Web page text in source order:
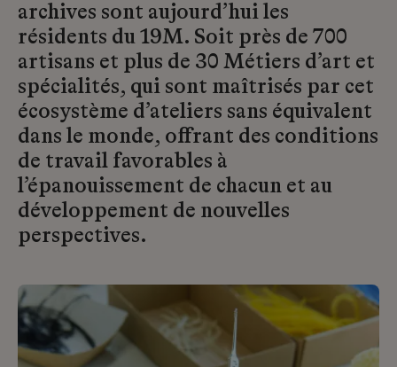
archives sont aujourd’hui les
résidents du 19M. Soit près de 700
artisans et plus de 30 Métiers d’art et
spécialités, qui sont maîtrisés par cet
écosystème d’ateliers sans équivalent
dans le monde, offrant des conditions
de travail favorables à
l’épanouissement de chacun et au
développement de nouvelles
perspectives.